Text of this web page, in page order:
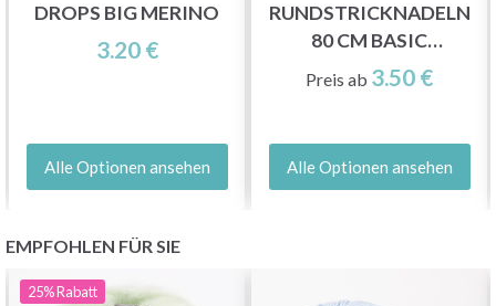
DROPS BIG MERINO
3.20 €
Alle Optionen ansehen
RUNDSTRICKNADELN
80 CM BASIC
BIRKENBAUM (5.5-20
Preis ab 3.50 €
Alle Optionen ansehen
EMPFOHLEN FÜR SIE
25%Rabatt